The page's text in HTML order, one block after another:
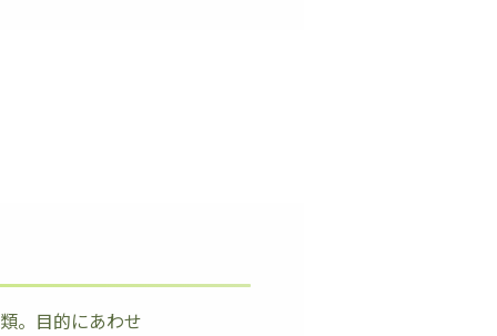
。目的にあわせ